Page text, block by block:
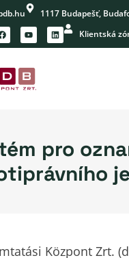
1117 Budapešť,
Klientská
pro
Központ Zrt.